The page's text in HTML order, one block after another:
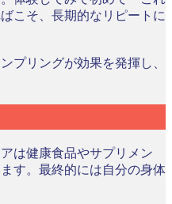
こそ、長期的なリピートに
プリングが効果を発揮し、
は健康食品やサプリメン
す。最終的には自分の身体